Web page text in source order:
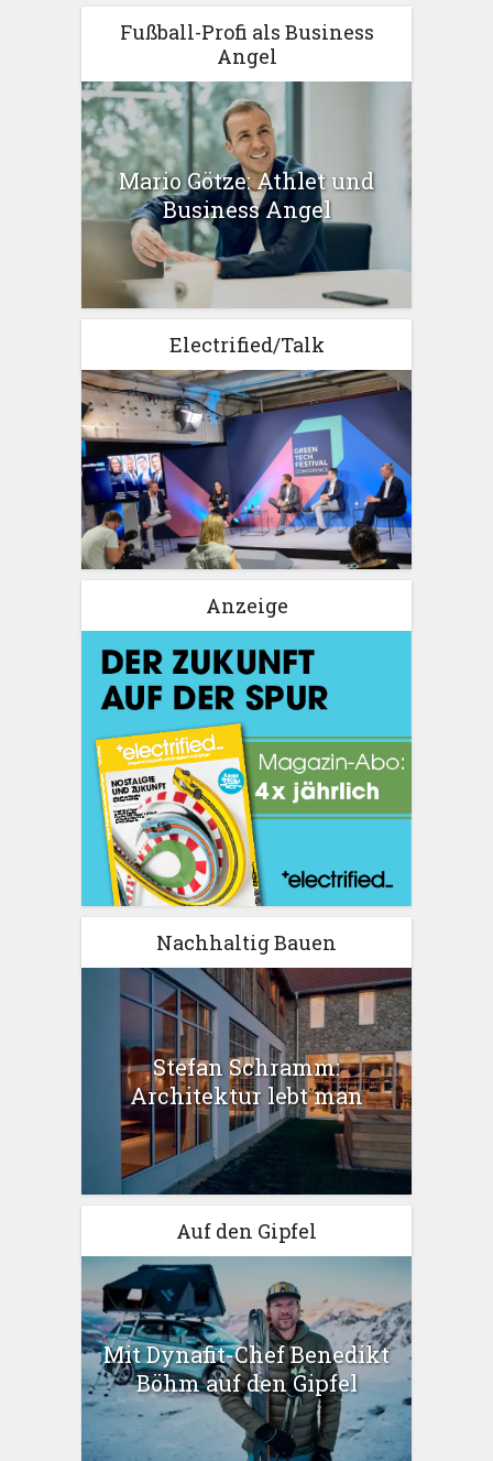
Fußball-Profi als Business
Angel
Mario Götze: Athlet und
Business Angel
Electrified/Talk
Anzeige
Nachhaltig Bauen
Stefan Schramm:
Architektur lebt man
Auf den Gipfel
Mit Dynafit-Chef Benedikt
Böhm auf den Gipfel